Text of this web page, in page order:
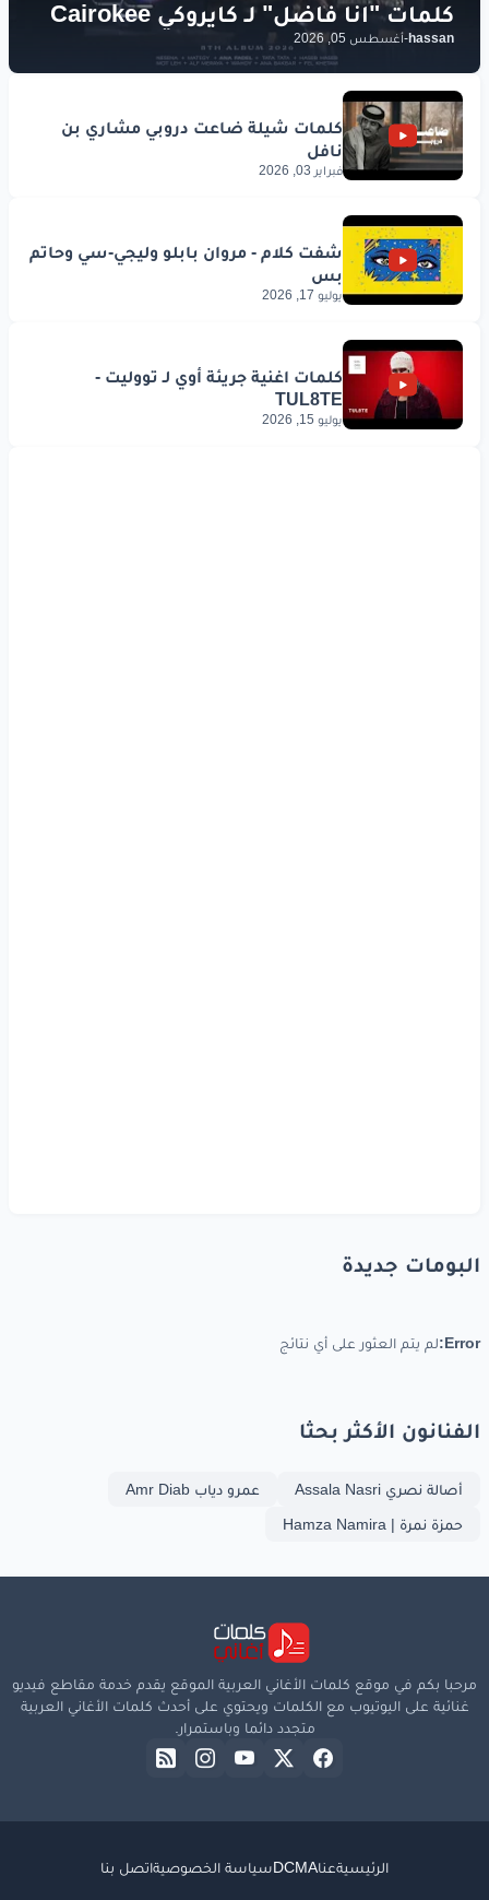
hassan
-أغسطس 05, 2026
فبراير 03, 2026
يوليو 17, 2026
يوليو 15, 2026
البومات جديدة
Error: لم يتم العثور على أي نتائج
الفنانون الأكثر بحثا
أصالة نصري Assala Nasri
عمرو دياب Amr Diab
حمزة نمرة | Hamza Namira
مرحبا بكم في موقع كلمات الأغاني العربية الموقع يقدم خدمة مقاطع فيديو
غنائية على اليوتيوب مع الكلمات ويحتوي على أحدث كلمات الأغاني العربية
متجدد دائما وباستمرار.
الرئيسيةعناDCMAسياسة الخصوصيةاتصل بنا